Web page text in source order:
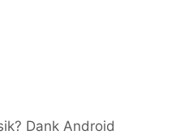
Dank Android